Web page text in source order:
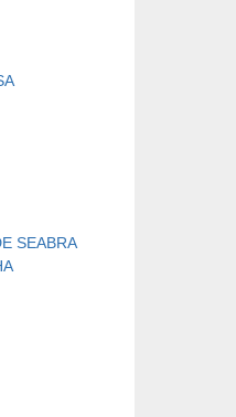
SEABRA